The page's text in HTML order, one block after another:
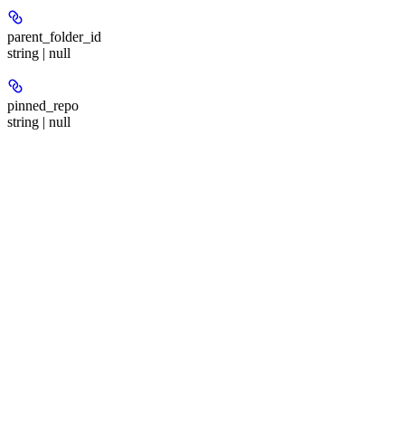
parent_folder_id
string | null
pinned_repo
string | null